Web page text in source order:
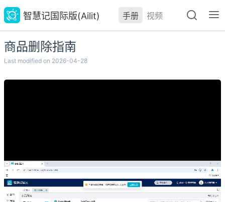
智慧记国际版(Ailit) 手册 视频
商品删除指南
Last modified on 2026-04-28